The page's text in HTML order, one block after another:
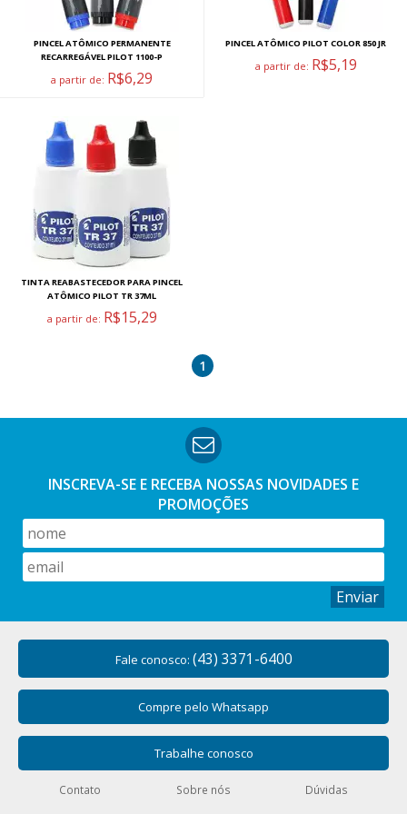
PINCEL ATÔMICO PERMANENTE
RECARREGÁVEL PILOT 1100-P
a partir de: R$6,29
PINCEL ATÔMICO PILOT COLOR 850 JR
a partir de: R$5,19
TINTA REABASTECEDOR PARA PINCEL
ATÔMICO PILOT TR 37ML
a partir de: R$15,29
1
INSCREVA-SE E RECEBA NOSSAS NOVIDADES E
PROMOÇÕES
Enviar
Fale conosco: (43) 3371-6400
Compre pelo Whatsapp
Trabalhe conosco
Contato Sobre nós Dúvidas